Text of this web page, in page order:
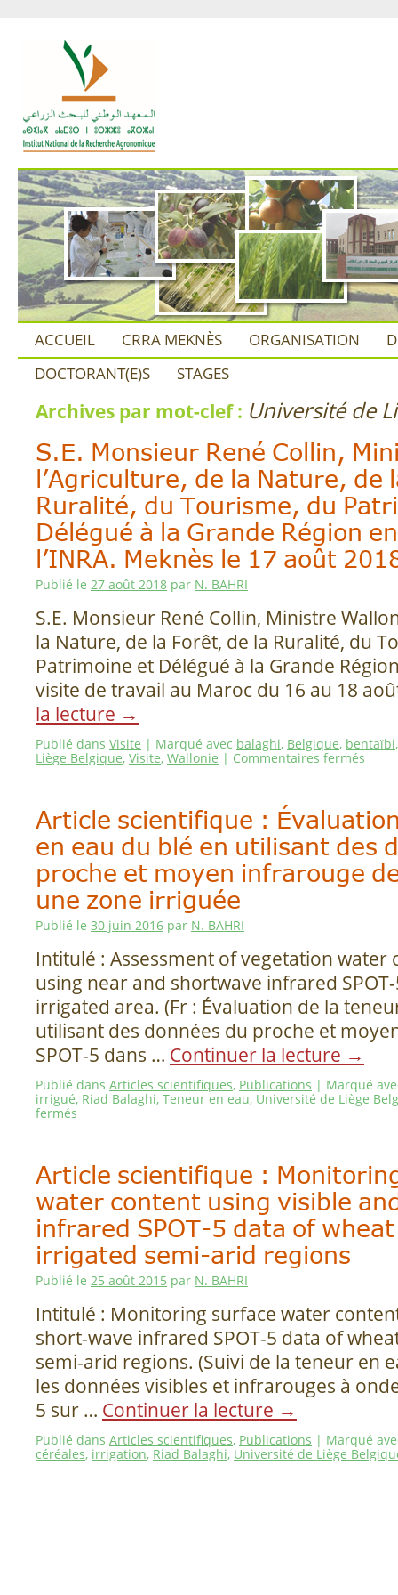
ACCUEIL CRRA MEKNÈS ORGANISATION
DOCTORANT(E)S
STAGES
Archives par mot-clef : Université de
S.E. Monsieur René Collin,
l’Agriculture, de la Nature, de
Ruralité, du Tourisme, du
Délégué à la Grande Région
l’INRA. Meknès le 17 août
Publié le 27 août 2018 par N. BAHRI
S.E. Monsieur René Collin, Ministre
la Nature, de la Forêt, de la Ruralité, du
Patrimoine et Délégué à la Grande
visite de travail au Maroc du 16 au 18
la lecture →
Publié dans Visite | Marqué avec balaghi, Belgique, bentaïbi
Liège Belgique, Visite, Wallonie | Commentaires fermés
Article scientifique :
en eau du blé en utilisant des
proche et moyen infrarouge
une zone irriguée
Publié le 30 juin 2016 par N. BAHRI
Intitulé : Assessment of vegetation water
using near and shortwave infrared
irrigated area. (Fr : Évaluation de la
utilisant des données du proche et
SPOT-5 dans … Continuer la lecture →
Publié dans Articles scientifiques, Publications | Marqué
irrigué, Riad Balaghi, Teneur en eau, Université de Liège
fermés
Article scientifique :
water content using visible
infrared SPOT-5 data of
irrigated semi-arid regions
Publié le 25 août 2015 par N. BAHRI
Intitulé : Monitoring surface water
short-wave infrared SPOT-5 data of
semi-arid regions. (Suivi de la teneur en
les données visibles et infrarouges à
5 sur … Continuer la lecture →
Publié dans Articles scientifiques, Publications | Marqué
céréales, irrigation, Riad Balaghi, Université de Liège